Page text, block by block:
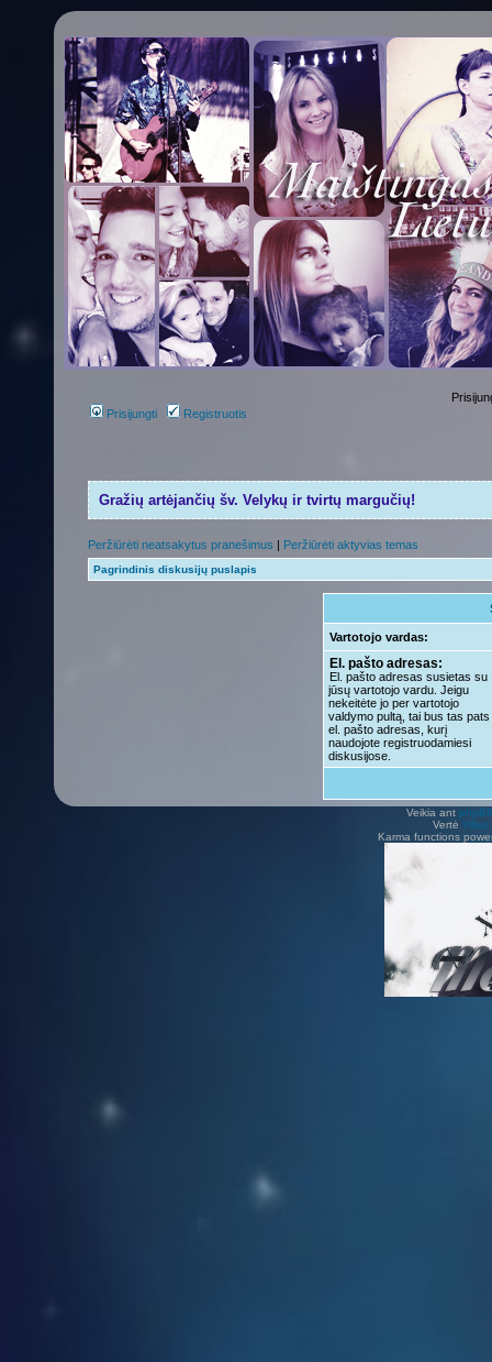
Prisijungti Registruotis
Gražių artėjančių šv. Velykų ir tvirtų margučių!
Peržiūrėti neatsakytus pranešimus | Peržiūrėti aktyvias temas
Pagrindinis diskusijų puslapis
Vartotojo vardas:
El. pašto adresas:
El. pašto adresas susietas su
jūsų vartotojo vardu. Jeigu
nekeitėte jo per vartotojo
valdymo pultą, tai bus tas pats
el. pašto adresas, kurį
naudojote registruodamiesi
diskusijose.
Veikia ant
Vertė Vilius
Karma functions